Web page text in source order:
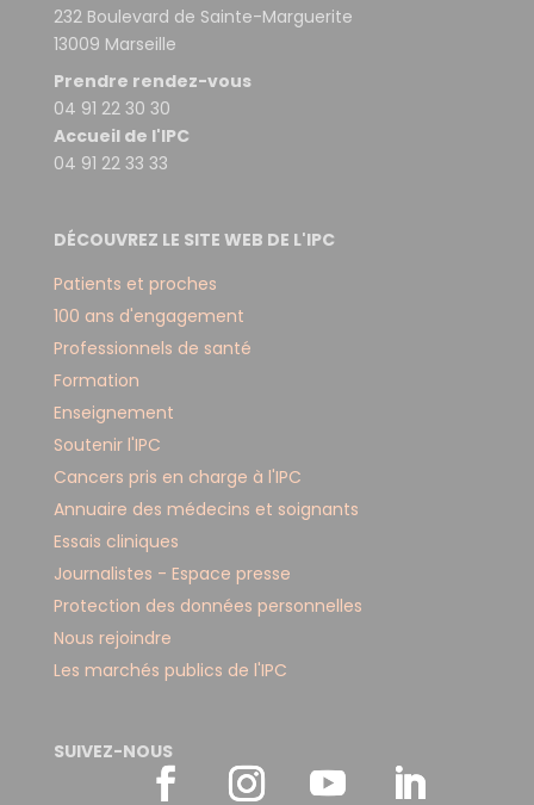
232 Boulevard de Sainte-Marguerite
13009 Marseille
Prendre rendez-vous
04 91 22 30 30
Accueil de l'IPC
04 91 22 33 33
DÉCOUVREZ LE SITE WEB DE L'IPC
Patients et proches
100 ans d'engagement
Professionnels de santé
Formation
Enseignement
Soutenir l'IPC
Cancers pris en charge à l'IPC
Annuaire des médecins et soignants
Essais cliniques
Journalistes - Espace presse
Protection des données personnelles
Nous rejoindre
Les marchés publics de l'IPC
SUIVEZ-NOUS